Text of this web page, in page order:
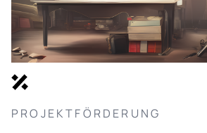
PROJEKTFÖRDERUNG